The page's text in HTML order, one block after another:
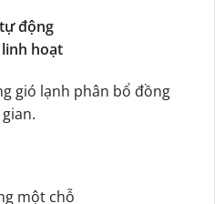
động
hoạt
gió lạnh phân bổ đồng
một chỗ